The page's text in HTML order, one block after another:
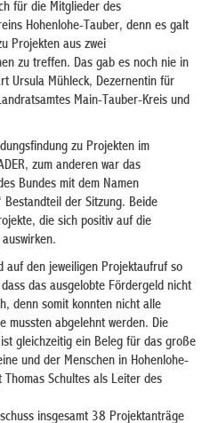
für die Mitglieder des
Hohenlohe-Tauber, denn es galt
Projekten aus zwei
zu treffen. Das gab es noch nie in
Ursula Mühleck, Dezernentin für
Main-Tauber-Kreis und
zu Projekten im
zum anderen war das
Bundes mit dem Namen
der Sitzung. Beide
die sich positiv auf die
auf den jeweiligen Projektaufruf so
das ausgelobte Fördergeld nicht
denn somit konnten nicht alle
mussten abgelehnt werden. Die
gleichzeitig ein Beleg für das große
und der Menschen in Hohenlohe-
Schultes als Leiter des
insgesamt 38 Projektanträge